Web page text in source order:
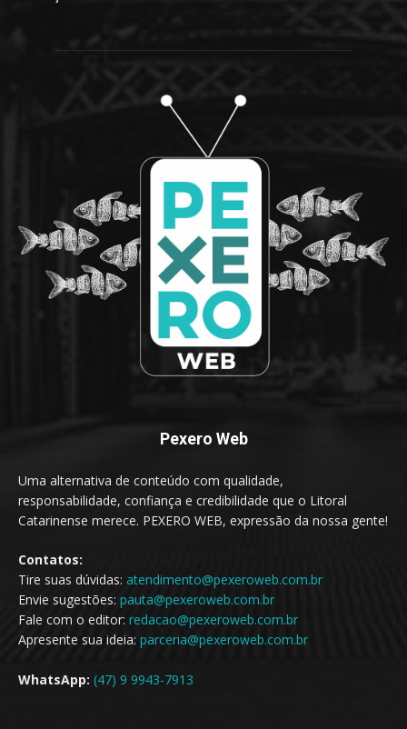
Pexero Web
Uma alternativa de conteúdo com qualidade,
responsabilidade, confiança e credibilidade que o Litoral
Catarinense merece. PEXERO WEB, expressão da nossa gente!
Contatos:
Tire suas dúvidas: atendimento@pexeroweb.com.br
Envie sugestões: pauta@pexeroweb.com.br
Fale com o editor: redacao@pexeroweb.com.br
Apresente sua ideia: parceria@pexeroweb.com.br
WhatsApp: (47) 9 9943-7913